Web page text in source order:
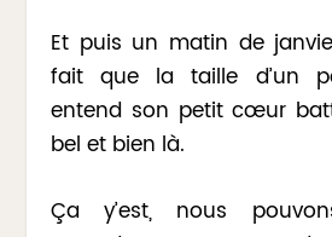
Et puis un matin de
fait que la taille d’un
entend son petit cœur
bel et bien là.
Ça y’est, nous